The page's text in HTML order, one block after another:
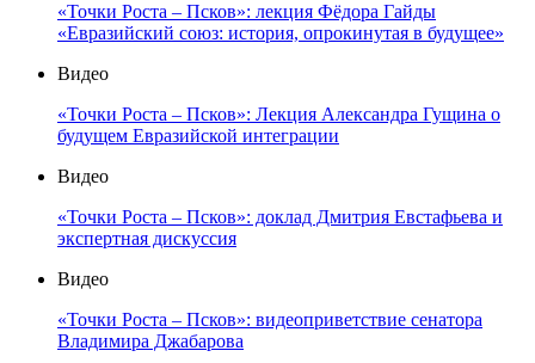
«Точки Роста – Псков»: лекция Фёдора Гайды
«Евразийский союз: история, опрокинутая в будущее»
Видео
«Точки Роста – Псков»: Лекция Александра Гущина о
будущем Евразийской интеграции
Видео
«Точки Роста – Псков»: доклад Дмитрия Евстафьева и
экспертная дискуссия
Видео
«Точки Роста – Псков»: видеоприветствие сенатора
Владимира Джабарова